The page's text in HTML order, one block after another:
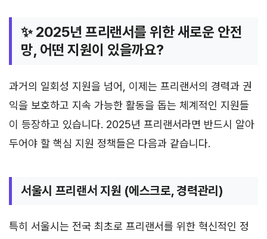
✨ 2025년 프리랜서를 위한 새로운 안전
망, 어떤 지원이 있을까요?
과거의 일회성 지원을 넘어, 이제는 프리랜서의 경력과 권
익을 보호하고 지속 가능한 활동을 돕는 체계적인 지원들
이 등장하고 있습니다. 2025년 프리랜서라면 반드시 알아
두어야 할 핵심 지원 정책들은 다음과 같습니다.
서울시 프리랜서 지원 (에스크로, 경력관리)
특히 서울시는 전국 최초로 프리랜서를 위한 혁신적인 정